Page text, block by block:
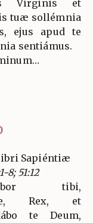
Vírginis et
tuæ sollémnia
ejus apud te
sentiámus.
Sapiéntiæ
8; 51:12
tibi,
Rex, et
te Deum,